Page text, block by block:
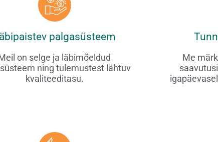
palgasüsteem
on selge ja läbimõeldud
ning tulemustest lähtuv
kvaliteeditasu.
Me